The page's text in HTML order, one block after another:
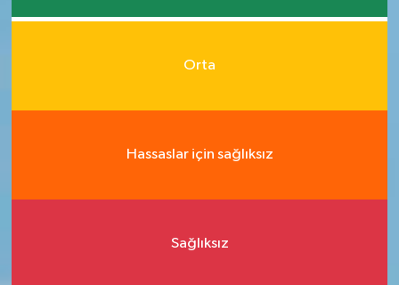
Orta
Hassaslar için sağlıksız
Sağlıksız